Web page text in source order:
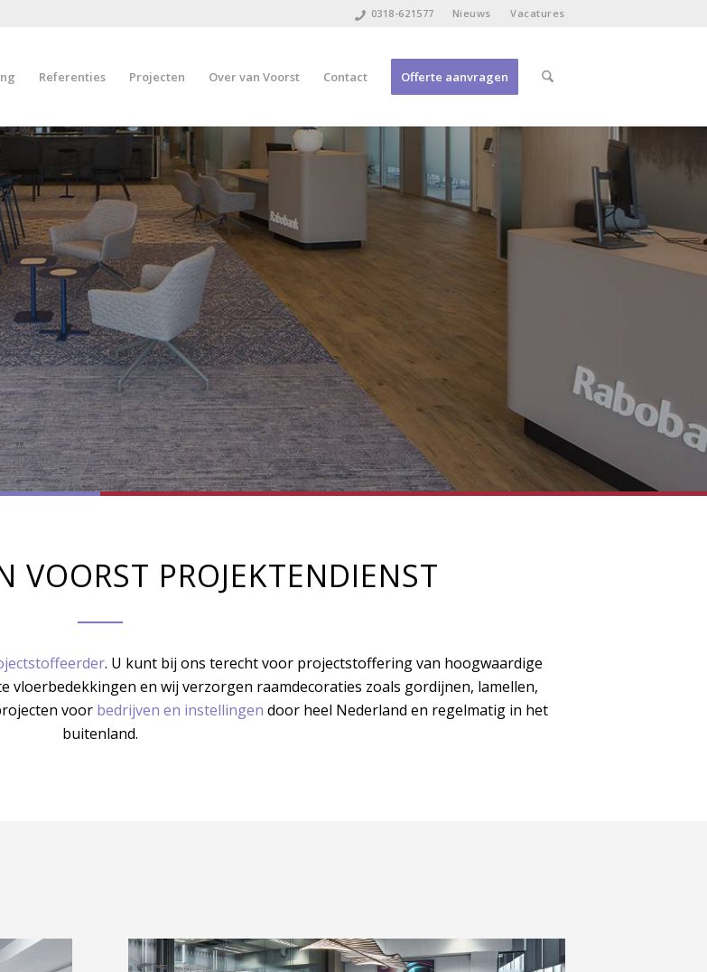
Nieuws Vacatures
0318-621577
Referenties Projecten Over van Voorst Contact Offerte aanvragen
Van Voorst Projektdienst
Sinds 1959 zijn wij uw betrouwbare
projectstoffeerder voor harde en zachte
vloerbedekkingen
BEKIJK ONZE PROJECTEN
VOORST PROJEKTENDIENST
. U kunt bij ons terecht voor projectstoffering van hoogwaardige
vloerbedekkingen en wij verzorgen raamdecoraties zoals gordijnen, lamellen,
voor bedrijven en instellingen door heel Nederland en regelmatig in het
buitenland.